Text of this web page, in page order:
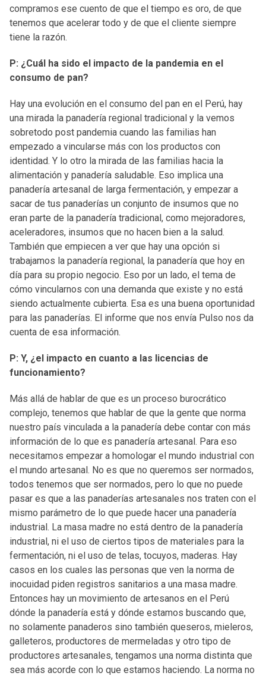
compramos ese cuento de que el tiempo es oro, de que
tenemos que acelerar todo y de que el cliente siempre
tiene la razón.
P: ¿Cuál ha sido el impacto de la pandemia en el
consumo de pan?
Hay una evolución en el consumo del pan en el Perú, hay
una mirada la panadería regional tradicional y la vemos
sobretodo post pandemia cuando las familias han
empezado a vincularse más con los productos con
identidad. Y lo otro la mirada de las familias hacia la
alimentación y panadería saludable. Eso implica una
panadería artesanal de larga fermentación, y empezar a
sacar de tus panaderías un conjunto de insumos que no
eran parte de la panadería tradicional, como mejoradores,
aceleradores, insumos que no hacen bien a la salud.
También que empiecen a ver que hay una opción si
trabajamos la panadería regional, la panadería que hoy en
día para su propio negocio. Eso por un lado, el tema de
cómo vincularnos con una demanda que existe y no está
siendo actualmente cubierta. Esa es una buena oportunidad
para las panaderías. El informe que nos envía Pulso nos da
cuenta de esa información.
P: Y, ¿el impacto en cuanto a las licencias de
funcionamiento?
Más allá de hablar de que es un proceso burocrático
complejo, tenemos que hablar de que la gente que norma
nuestro país vinculada a la panadería debe contar con más
información de lo que es panadería artesanal. Para eso
necesitamos empezar a homologar el mundo industrial con
el mundo artesanal. No es que no queremos ser normados,
todos tenemos que ser normados, pero lo que no puede
pasar es que a las panaderías artesanales nos traten con el
mismo parámetro de lo que puede hacer una panadería
industrial. La masa madre no está dentro de la panadería
industrial, ni el uso de ciertos tipos de materiales para la
fermentación, ni el uso de telas, tocuyos, maderas. Hay
casos en los cuales las personas que ven la norma de
inocuidad piden registros sanitarios a una masa madre.
Entonces hay un movimiento de artesanos en el Perú
dónde la panadería está y dónde estamos buscando que,
no solamente panaderos sino también queseros, mieleros,
galleteros, productores de mermeladas y otro tipo de
productores artesanales, tengamos una norma distinta que
sea más acorde con lo que estamos haciendo. La norma no